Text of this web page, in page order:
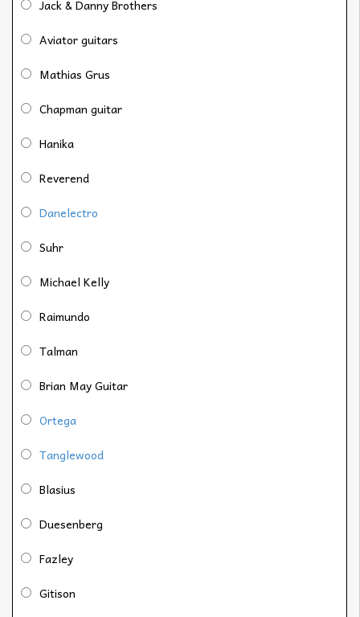
Jack & Danny Brothers
Aviator guitars
Mathias Grus
Chapman guitar
Hanika
Reverend
Danelectro
Suhr
Michael Kelly
Raimundo
Talman
Brian May Guitar
Ortega
Tanglewood
Blasius
Duesenberg
Fazley
Gitison